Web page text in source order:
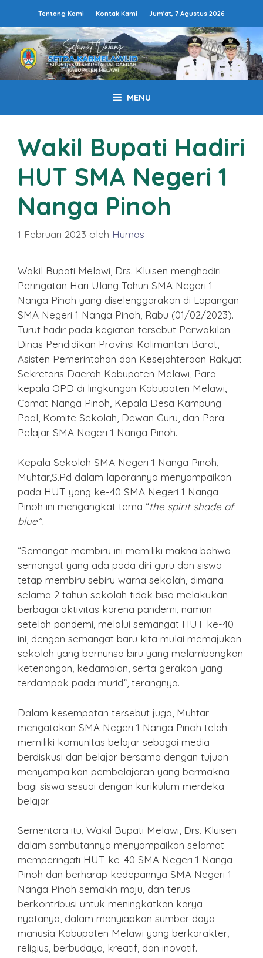
isi
Tentang Kami Kontak Kami Jum'at, 7 Agustus 2026
MENU
Wakil Bupati Hadiri
HUT SMA Negeri 1
Nanga Pinoh
1 Februari 2023 oleh Humas
Wakil Bupati Melawi, Drs. Kluisen menghadiri
Peringatan Hari Ulang Tahun SMA Negeri 1
Nanga Pinoh yang diselenggarakan di Lapangan
SMA Negeri 1 Nanga Pinoh, Rabu (01/02/2023).
Turut hadir pada kegiatan tersebut Perwakilan
Dinas Pendidikan Provinsi Kalimantan Barat,
Asisten Pemerintahan dan Kesejahteraan Rakyat
Sekretaris Daerah Kabupaten Melawi, Para
kepala OPD di lingkungan Kabupaten Melawi,
Camat Nanga Pinoh, Kepala Desa Kampung
Paal, Komite Sekolah, Dewan Guru, dan Para
Pelajar SMA Negeri 1 Nanga Pinoh.
Kepala Sekolah SMA Negeri 1 Nanga Pinoh,
Muhtar,S.Pd dalam laporannya menyampaikan
pada HUT yang ke-40 SMA Negeri 1 Nanga
Pinoh ini mengangkat tema “the spirit shade of
blue”.
“Semangat membiru ini memiliki makna bahwa
semangat yang ada pada diri guru dan siswa
tetap membiru sebiru warna sekolah, dimana
selama 2 tahun sekolah tidak bisa melakukan
berbagai aktivitas karena pandemi, namun
setelah pandemi, melalui semangat HUT ke-40
ini, dengan semangat baru kita mulai memajukan
sekolah yang bernunsa biru yang melambangkan
ketenangan, kedamaian, serta gerakan yang
terdampak pada murid”, terangnya.
Dalam kesempatan tersebut juga, Muhtar
mengatakan SMA Negeri 1 Nanga Pinoh telah
memiliki komunitas belajar sebagai media
berdiskusi dan belajar bersama dengan tujuan
menyampaikan pembelajaran yang bermakna
bagi siswa sesuai dengan kurikulum merdeka
belajar.
Sementara itu, Wakil Bupati Melawi, Drs. Kluisen
dalam sambutannya menyampaikan selamat
memperingati HUT ke-40 SMA Negeri 1 Nanga
Pinoh dan berharap kedepannya SMA Negeri 1
Nanga Pinoh semakin maju, dan terus
berkontribusi untuk meningkatkan karya
nyatanya, dalam menyiapkan sumber daya
manusia Kabupaten Melawi yang berkarakter,
religius, berbudaya, kreatif, dan inovatif.